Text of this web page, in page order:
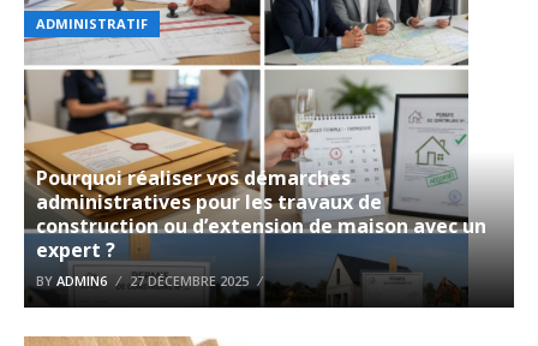
ADMINISTRATIF
Pourquoi réaliser vos démarches
administratives pour les travaux de
construction ou d’extension de maison avec un
expert ?
BY ADMIN6 27 DÉCEMBRE 2025